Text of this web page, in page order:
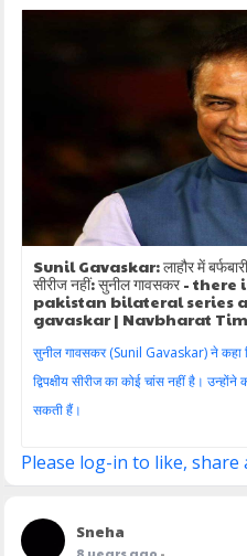
Sunil Gavaskar: लाहौर में
सीरीज नहीं: सुनील गावसकर -
pakistan bilateral series
gavaskar | Navbharat
सुनील गावसकर (Sunil Gavaskar) ने कहा
द्विपक्षीय सीरीज का कोई चांस नहीं है।
सकती हैं।
Please log-in to like, share
Sneha